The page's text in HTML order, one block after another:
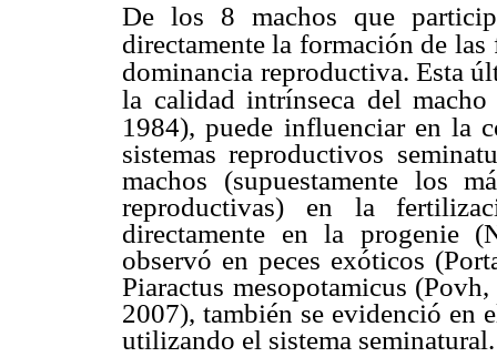
De los 8 machos que
directamente la formación de las
dominancia reproductiva. Esta
la calidad intrínseca del macho
1984), puede influenciar en la
sistemas reproductivos
machos (supuestamente los
reproductivas) en la
directamente en la progenie
observó en peces exóticos
Piaractus mesopotamicus
2007), también se evidenció en
utilizando el sistema seminatural.